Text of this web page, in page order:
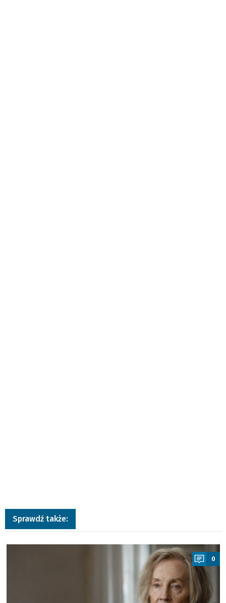
Sprawdź także:
a
0